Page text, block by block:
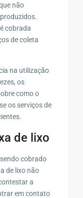
não
cobrada
de coleta
na utilização
os
como o
os serviços de
de lixo
cobrado
de lixo não
a
em contato